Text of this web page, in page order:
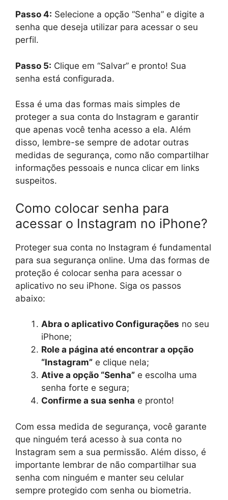
Passo 4: Selecione a opção “Senha” e digite a
senha que deseja utilizar para acessar o seu
perfil.
Passo 5: Clique em “Salvar” e pronto! Sua
senha está configurada.
Essa é uma das formas mais simples de
proteger a sua conta do Instagram e garantir
que apenas você tenha acesso a ela. Além
disso, lembre-se sempre de adotar outras
medidas de segurança, como não compartilhar
informações pessoais e nunca clicar em links
suspeitos.
Como colocar senha para
acessar o Instagram no iPhone?
Proteger sua conta no Instagram é fundamental
para sua segurança online. Uma das formas de
proteção é colocar senha para acessar o
aplicativo no seu iPhone. Siga os passos
abaixo:
Abra o aplicativo Configurações no seu
iPhone;
Role a página até encontrar a opção
“Instagram” e clique nela;
Ative a opção “Senha” e escolha uma
senha forte e segura;
Confirme a sua senha e pronto!
Com essa medida de segurança, você garante
que ninguém terá acesso à sua conta no
Instagram sem a sua permissão. Além disso, é
importante lembrar de não compartilhar sua
senha com ninguém e manter seu celular
sempre protegido com senha ou biometria.